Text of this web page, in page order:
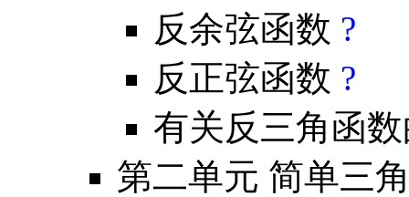
反余弦函数 ?
反正弦函数 ?
有关反三角函
第二单元 简单三